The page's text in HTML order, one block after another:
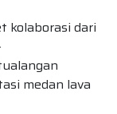
kolaborasi dari
medan lava